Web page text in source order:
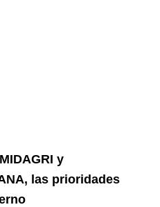
y
las prioridades